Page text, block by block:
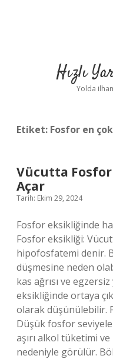
Hızlı
Yolda
Etiket: Fosfor en
Vücutta
Açar
Tarih: Ekim 29, 2024
Fosfor eksikliğinde
Fosfor eksikliği:
hipofosfatemi denir.
düşmesine neden
kas ağrısı ve
eksikliğinde ortaya
olarak düşünülebilir.
Düşük fosfor
aşırı alkol tüketimi
nedeniyle görülür.